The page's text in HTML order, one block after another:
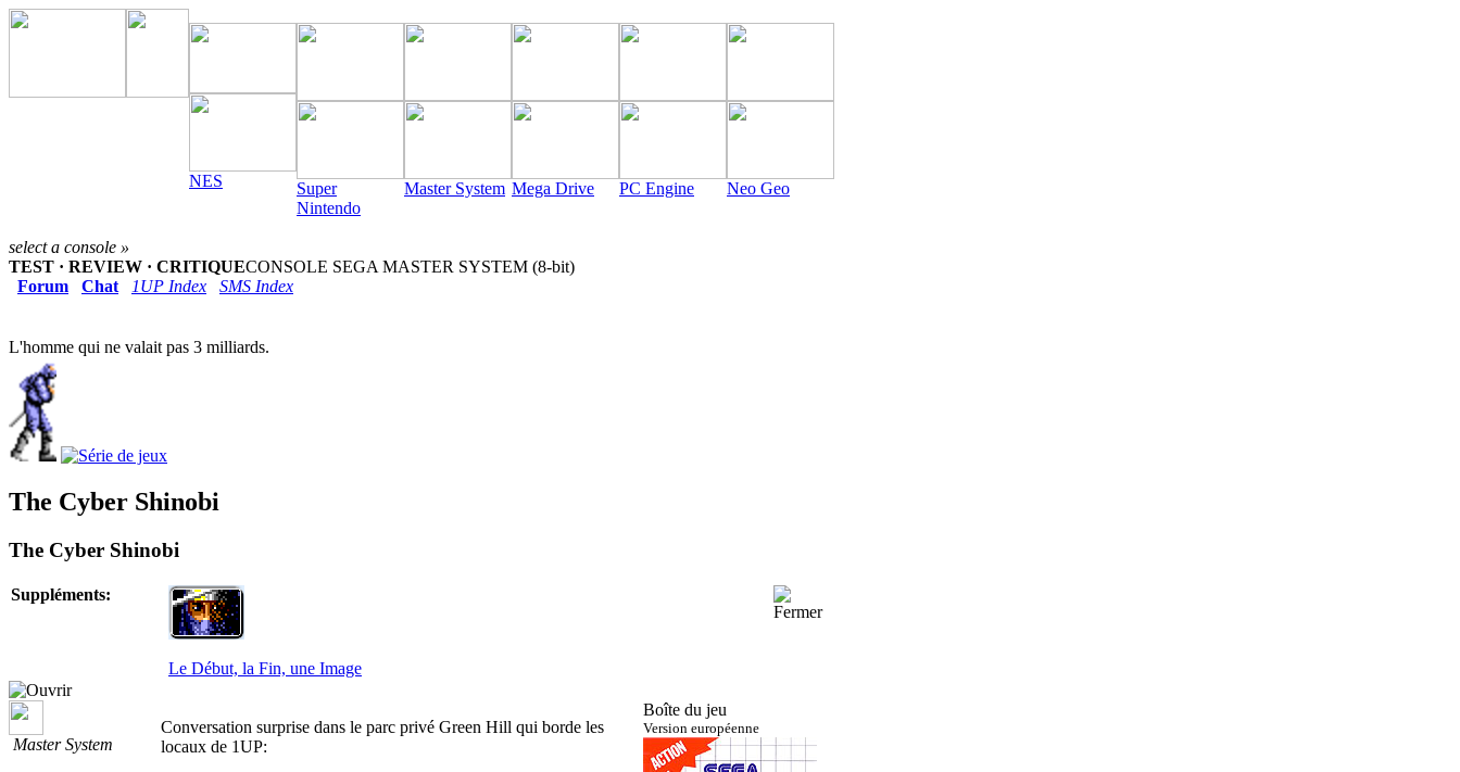
NES
Super
Nintendo
Master System Mega Drive PC Engine Neo Geo
select a console »
TEST · REVIEW · CRITIQUECONSOLE SEGA MASTER SYSTEM (8-bit)
Forum
Chat 1UP Index SMS Index
L'homme qui ne valait pas 3 milliards.
The Cyber Shinobi
The Cyber Shinobi
Suppléments:
Le Début, la Fin, une Image
Master System
Conversation surprise dans le parc privé Green Hill qui borde les
locaux de 1UP:
Boîte du jeu
Version européenne